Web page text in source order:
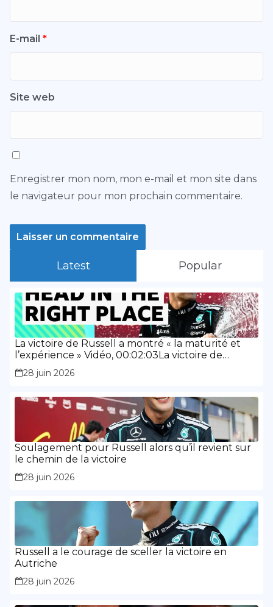
E-mail *
Site web
Enregistrer mon nom, mon e-mail et mon site dans
le navigateur pour mon prochain commentaire.
Latest Popular
La victoire de Russell a montré « la maturité et
l’expérience » Vidéo, 00:02:03La victoire de
Russell a montré « la maturité et l’expérience »
28 juin 2026
Soulagement pour Russell alors qu’il revient sur
le chemin de la victoire
28 juin 2026
Russell a le courage de sceller la victoire en
Autriche
28 juin 2026